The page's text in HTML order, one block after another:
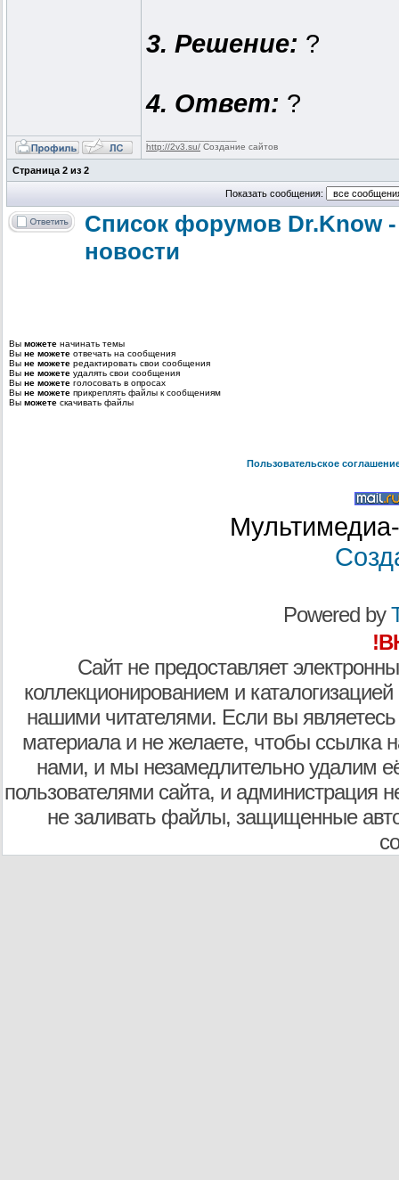
3. Решение: ?
4. Ответ: ?
http://2v3.su/ Создание сайтов
Страница 2 из 2
Показать сообщения:
Список форумов Dr.Know
новости
Вы можете начинать темы
Вы не можете отвечать на сообщения
Вы не можете редактировать свои сообщения
Вы не можете удалять свои сообщения
Вы не можете голосовать в опросах
Вы не можете прикреплять файлы к сообщениям
Вы можете скачивать файлы
Пользовательское
Powered by
Сайт не предоставляет
коллекционированием и
нашими читателями. Если вы являетесь
материала и не желаете, чтобы ссылка
нами, и мы незамедлительно удалим
пользователями сайта, и администрация
не заливать файлы, защищенные